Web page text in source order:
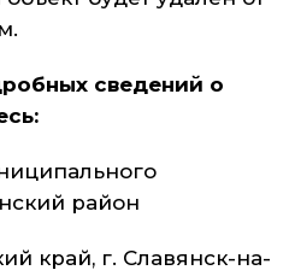
сведений о
район
край, г. Славянск-на-